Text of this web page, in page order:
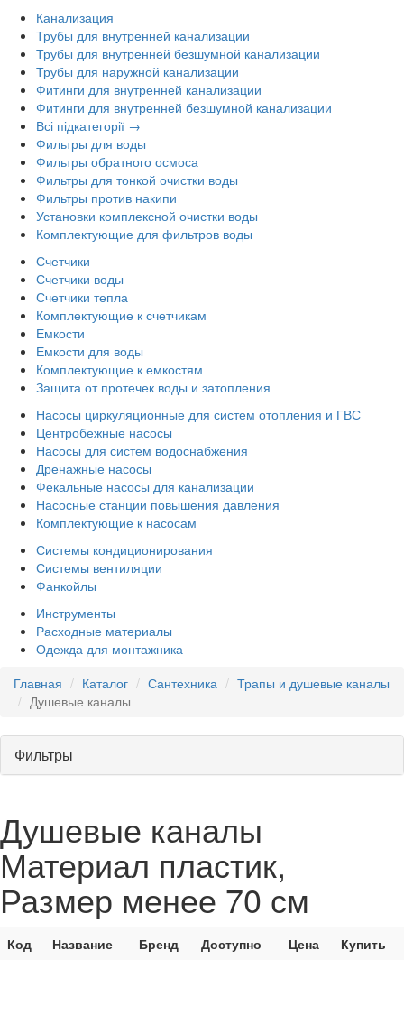
Канализация
Трубы для внутренней канализации
Трубы для внутренней безшумной канализации
Трубы для наружной канализации
Фитинги для внутренней канализации
Фитинги для внутренней безшумной канализации
Всі підкатегорії →
Фильтры для воды
Фильтры обратного осмоса
Фильтры для тонкой очистки воды
Фильтры против накипи
Установки комплексной очистки воды
Комплектующие для фильтров воды
Счетчики
Счетчики воды
Счетчики тепла
Комплектующие к счетчикам
Емкости
Емкости для воды
Комплектующие к емкостям
Защита от протечек воды и затопления
Насосы циркуляционные для систем отопления и ГВС
Центробежные насосы
Насосы для систем водоснабжения
Дренажные насосы
Фекальные насосы для канализации
Насосные станции повышения давления
Комплектующие к насосам
Системы кондиционирования
Системы вентиляции
Фанкойлы
Инструменты
Расходные материалы
Одежда для монтажника
Главная
Каталог Сантехника
Трапы и душевые каналы
Душевые каналы
Фильтры
Душевые каналы
Материал пластик,
Размер менее 70 см
Код Название Бренд Доступно Цена Купить